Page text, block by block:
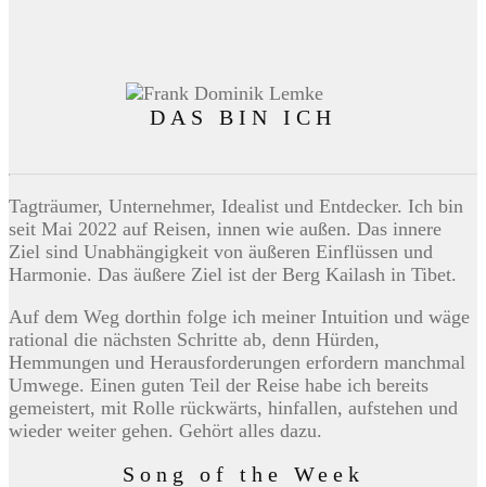
DAS BIN ICH
Tagträumer, Unternehmer, Idealist und Entdecker. Ich bin
seit Mai 2022 auf Reisen, innen wie außen. Das innere
Ziel sind Unabhängigkeit von äußeren Einflüssen und
Harmonie. Das äußere Ziel ist der Berg Kailash in Tibet.
Auf dem Weg dorthin folge ich meiner Intuition und wäge
rational die nächsten Schritte ab, denn Hürden,
Hemmungen und Herausforderungen erfordern manchmal
Umwege. Einen guten Teil der Reise habe ich bereits
gemeistert, mit Rolle rückwärts, hinfallen, aufstehen und
wieder weiter gehen. Gehört alles dazu.
Song of the Week